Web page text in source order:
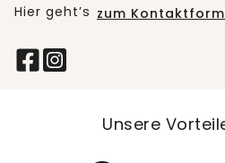
Hier geht’s zum
Unsere